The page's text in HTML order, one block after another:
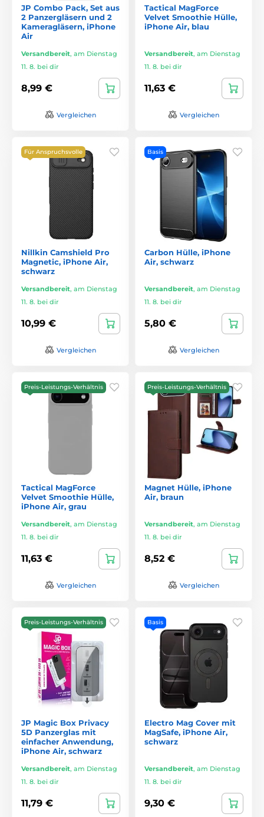
JP Combo Pack, Set aus
2 Panzergläsern und 2
Kameragläsern, iPhone
Air
Versandbereit, am Dienstag
11. 8. bei dir
8,99 €
Vergleichen
Tactical MagForce
Velvet Smoothie Hülle,
iPhone Air, blau
Versandbereit, am Dienstag
11. 8. bei dir
11,63 €
Vergleichen
Für Anspruchsvolle
Nillkin Camshield Pro
Magnetic, iPhone Air,
schwarz
Versandbereit, am Dienstag
11. 8. bei dir
10,99 €
Vergleichen
Basis
Carbon Hülle, iPhone
Air, schwarz
Versandbereit, am Dienstag
11. 8. bei dir
5,80 €
Vergleichen
Preis-Leistungs-Verhältnis
Tactical MagForce
Velvet Smoothie Hülle,
iPhone Air, grau
Versandbereit, am Dienstag
11. 8. bei dir
11,63 €
Vergleichen
Preis-Leistungs-Verhältnis
Magnet Hülle, iPhone
Air, braun
Versandbereit, am Dienstag
11. 8. bei dir
8,52 €
Vergleichen
Preis-Leistungs-Verhältnis
JP Magic Box Privacy
5D Panzerglas mit
einfacher Anwendung,
iPhone Air, schwarz
Versandbereit, am Dienstag
11. 8. bei dir
11,79 €
Basis
Electro Mag Cover mit
MagSafe, iPhone Air,
schwarz
Versandbereit, am Dienstag
11. 8. bei dir
9,30 €